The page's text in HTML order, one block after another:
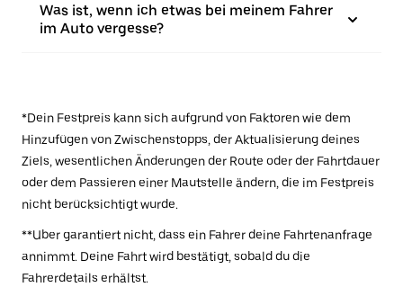
Was ist, wenn ich etwas bei meinem Fahrer
im Auto vergesse?
*Dein Festpreis kann sich aufgrund von Faktoren wie dem
Hinzufügen von Zwischenstopps, der Aktualisierung deines
Ziels, wesentlichen Änderungen der Route oder der Fahrtdauer
oder dem Passieren einer Mautstelle ändern, die im Festpreis
nicht berücksichtigt wurde.
**Uber garantiert nicht, dass ein Fahrer deine Fahrtenanfrage
annimmt. Deine Fahrt wird bestätigt, sobald du die
Fahrerdetails erhältst.